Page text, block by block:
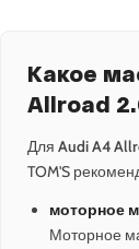
Какое
Allroad
Для Audi A4
TOM'S
моторное
Моторное